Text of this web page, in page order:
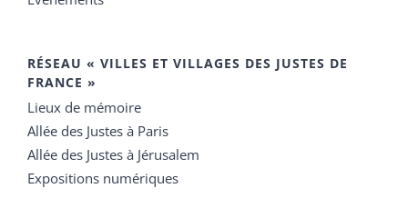
RÉSEAU « VILLES ET VILLAGES DES JUSTES DE
FRANCE »
Lieux de mémoire
Allée des Justes à Paris
Allée des Justes à Jérusalem
Expositions numériques